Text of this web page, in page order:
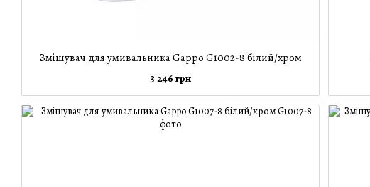
Змішувач для умивальника Gappo G1002-8 білий/хром
3 246 грн